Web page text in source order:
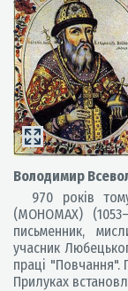
Володимир
970 років
(МОНОМАХ)
письменник,
учасник
праці "Повчання".
Прилуках